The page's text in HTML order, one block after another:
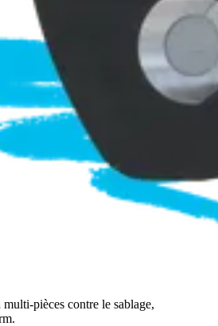
pièces contre le sablage,